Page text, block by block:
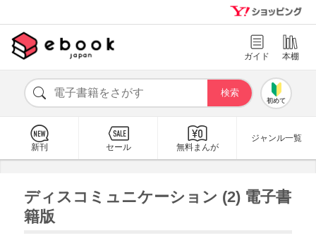
ガイド 本棚
初めて
新刊 セール 無料まんが
ジャンル一覧
ディスコミュニケーション (2) 電子書
籍版